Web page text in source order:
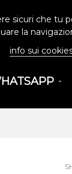
sicuri che tu
la
info sui